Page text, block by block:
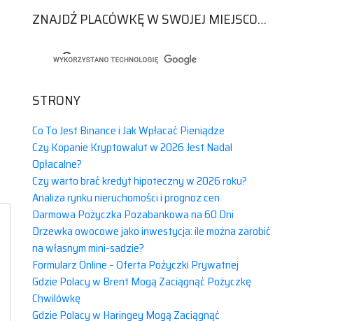
ZNAJDŹ PLACÓWKĘ W SWOJEJ MIEJSCOWOŚCI
STRONY
Co To Jest Binance i Jak Wpłacać Pieniądze
Czy Kopanie Kryptowalut w 2026 Jest Nadal
Opłacalne?
Czy warto brać kredyt hipoteczny w 2026 roku?
Analiza rynku nieruchomości i prognoz cen
Darmowa Pożyczka Pozabankowa na 60 Dni
Drzewka owocowe jako inwestycja: ile można zarobić
na własnym mini-sadzie?
Formularz Online – Oferta Pożyczki Prywatnej
Gdzie Polacy w Brent Mogą Zaciągnąć Pożyczkę
Chwilówkę
Gdzie Polacy w Haringey Mogą Zaciągnąć